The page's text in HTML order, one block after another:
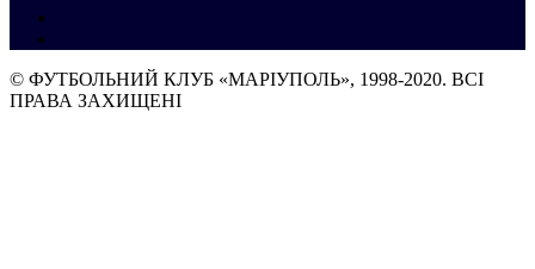
© ФУТБОЛЬНИЙ КЛУБ «МАРІУПОЛЬ», 1998-2020. ВСІ
ПРАВА ЗАХИЩЕНІ